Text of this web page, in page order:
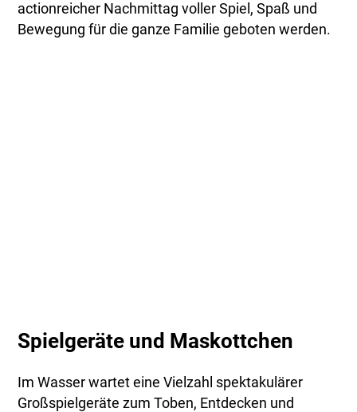
actionreicher Nachmittag voller Spiel, Spaß und
Bewegung für die ganze Familie geboten werden.
Spielgeräte und Maskottchen
Im Wasser wartet eine Vielzahl spektakulärer
Großspielgeräte zum Toben, Entdecken und